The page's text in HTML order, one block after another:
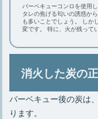
バーベキューコンロを使用
タレの焦げる匂いの誘惑か
も多いことでしょう。 しかし、バーベキューに使用した炭の後始末は意外と大
変です。 特に、火が残っている状態の炭は、完全に消火しないと危険が伴いま
消火した炭の
バーベキュー後の炭は
ります。